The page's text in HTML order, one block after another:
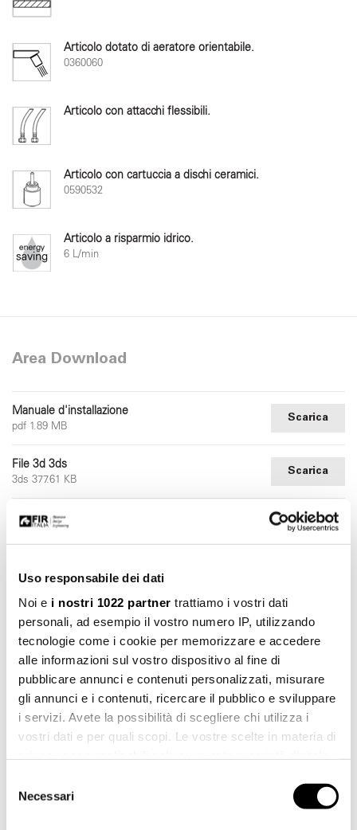
Uso responsabile dei dati
Noi e i nostri 1022 partner trattiamo i vostri dati
personali, ad esempio il vostro numero IP, utilizzando
tecnologie come i cookie per memorizzare e accedere
alle informazioni sul vostro dispositivo al fine di
pubblicare annunci e contenuti personalizzati, misurare
gli annunci e i contenuti, ricercare il pubblico e sviluppare
i servizi. Avete la possibilità di scegliere chi utilizza i
vostri dati e per quali scopi. Le vostre scelte in materia di
modificare o revocare il proprio consenso in qualsiasi
momento dalla Dichiarazione sui cookie o facendo clic
delNecessari
Articolo dotato di aeratore orientabile.
0360060
Articolo con attacchi flessibili.
Articolo con cartuccia a dischi ceramici.
0590532
Articolo a risparmio idrico.
6 L/min
Area Download
Manuale d'installazione
pdf 1.89 MB
Scarica
File 3d 3ds
3ds 377.61 KB
Scarica
File 3d stl
stl 1.02 MB
Scarica
File 3d dwg
dwg 1,010.00 KB